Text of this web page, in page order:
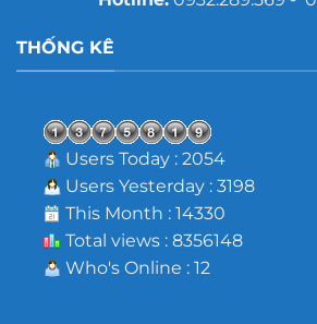
THỐNG KÊ
Users Today : 2054
Users Yesterday : 3198
This Month : 14330
Total views : 8356148
Who's Online : 12